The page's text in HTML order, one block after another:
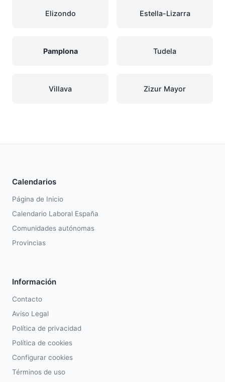
Elizondo Estella-Lizarra
Pamplona Tudela
Villava Zizur Mayor
Calendarios
Página de Inicio
Calendario Laboral España
Comunidades autónomas
Provincias
Información
Contacto
Aviso Legal
Política de privacidad
Política de cookies
Configurar cookies
Términos de uso